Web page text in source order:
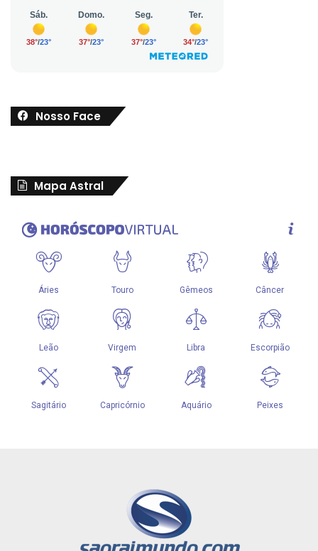
Nosso Face
Mapa Astral